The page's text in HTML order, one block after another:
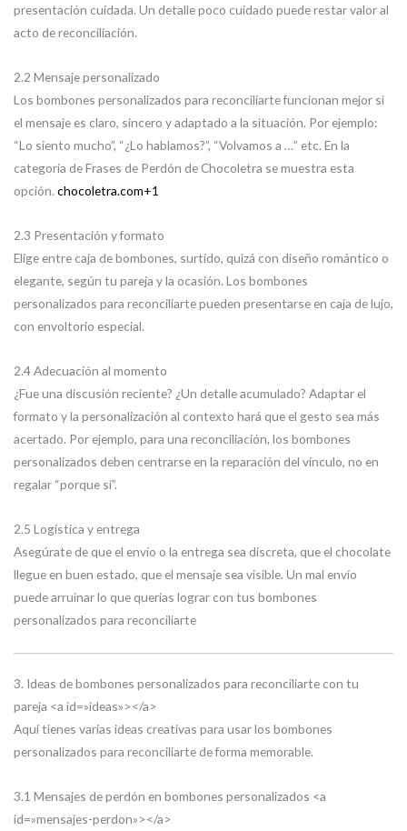
presentación cuidada. Un detalle poco cuidado puede restar valor al
acto de reconciliación.
2.2 Mensaje personalizado
Los bombones personalizados para reconciliarte funcionan mejor si
el mensaje es claro, sincero y adaptado a la situación. Por ejemplo:
“Lo siento mucho”, “¿Lo hablamos?”, “Volvamos a …” etc. En la
categoría de Frases de Perdón de Chocoletra se muestra esta
opción. chocoletra.com+1
2.3 Presentación y formato
Elige entre caja de bombones, surtido, quizá con diseño romántico o
elegante, según tu pareja y la ocasión. Los bombones
personalizados para reconciliarte pueden presentarse en caja de lujo,
con envoltorio especial.
2.4 Adecuación al momento
¿Fue una discusión reciente? ¿Un detalle acumulado? Adaptar el
formato y la personalización al contexto hará que el gesto sea más
acertado. Por ejemplo, para una reconciliación, los bombones
personalizados deben centrarse en la reparación del vínculo, no en
regalar “porque sí”.
2.5 Logística y entrega
Asegúrate de que el envío o la entrega sea discreta, que el chocolate
llegue en buen estado, que el mensaje sea visible. Un mal envío
puede arruinar lo que querías lograr con tus bombones
personalizados para reconciliarte
3. Ideas de bombones personalizados para reconciliarte con tu
pareja <a id=»ideas»></a>
Aquí tienes varias ideas creativas para usar los bombones
personalizados para reconciliarte de forma memorable.
3.1 Mensajes de perdón en bombones personalizados <a
id=»mensajes-perdon»></a>